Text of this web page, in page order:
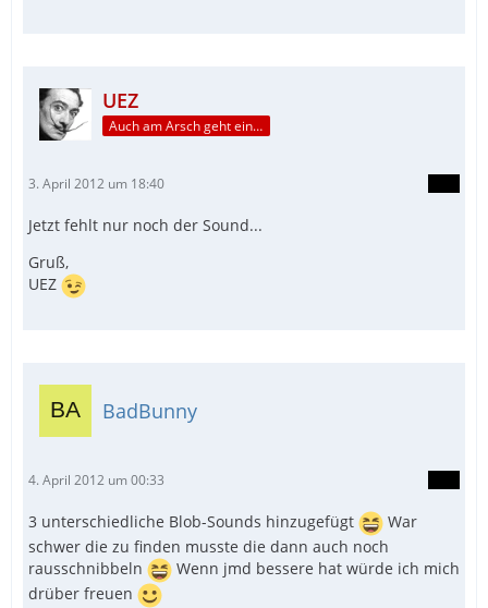
UEZ
Auch am Arsch geht ein Weg vorbei...
3. April 2012 um 18:40
Jetzt fehlt nur noch der Sound...
Gruß,
UEZ
BadBunny
4. April 2012 um 00:33
3 unterschiedliche Blob-Sounds hinzugefügt
War
schwer die zu finden musste die dann auch noch
rausschnibbeln
Wenn jmd bessere hat würde ich mich
drüber freuen